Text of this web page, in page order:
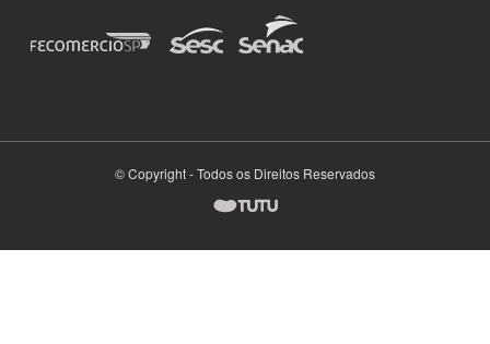
© Copyright - Todos os Direitos Reservados